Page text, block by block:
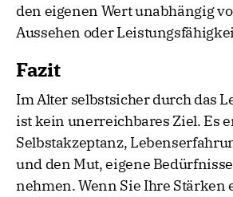
den eigenen Wert unabhängig
Aussehen oder
Fazit
Im Alter selbstsicher durch das
ist kein unerreichbares Ziel. Es
Selbstakzeptanz,
und den Mut, eigene
nehmen. Wenn Sie Ihre Stärken